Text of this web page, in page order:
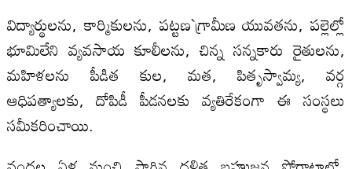
విద్యార్థులను, కార్మికులను, పట్టణ`గ్రామీణ యువతను, పల్లెల్లో
భూమిలేని వ్యవసాయ కూలీలను, చిన్న సన్నకారు రైతులను,
మహిళలను పీడిత కుల, మత, పితృస్వామ్య, వర్గ
ఆధిపత్యాలకు, దోపిడీ పీడనలకు వ్యతిరేకంగా ఈ సంస్థలు
సమీకరించాయి.